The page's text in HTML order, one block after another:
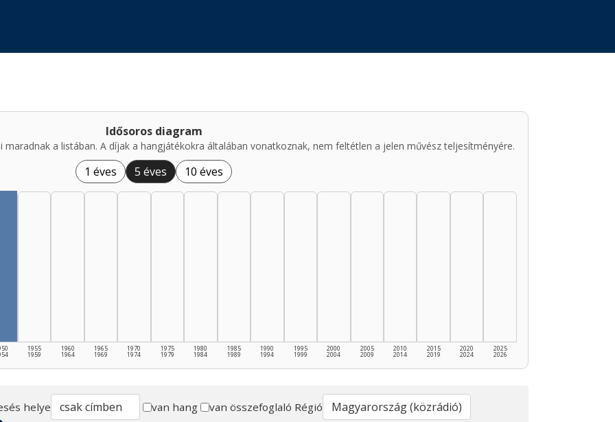
Idősoros diagram
a listában. A díjak a hangjátékokra általában vonatkoznak, nem feltétlen a jelen művész teljesítményére.
1 éves 5 éves 10 éves
1955
1959
1960
1964
1965
1969
1970
1974
1975
1979
1980
1984
1985
1989
1990
1994
1995
1999
2000
2004
2005
2009
2010
2014
2015
2019
2020
2024
2025
2026
helye van hang van összefoglaló Régió